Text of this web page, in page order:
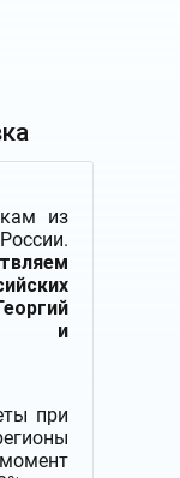
из
и
при